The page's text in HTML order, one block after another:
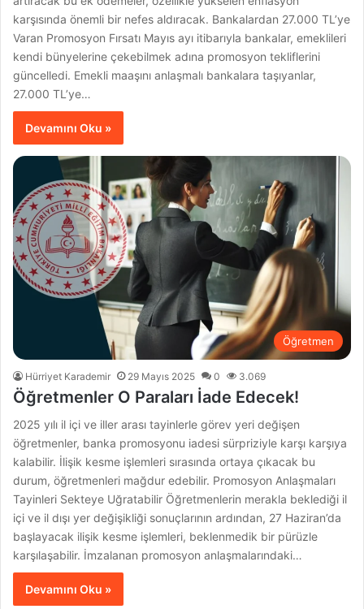
karşısında önemli bir nefes aldıracak. Bankalardan 27.000 TL’ye
Varan Promosyon Fırsatı Mayıs ayı itibarıyla bankalar, emeklileri
kendi bünyelerine çekebilmek adına promosyon tekliflerini
güncelledi. Emekli maaşını anlaşmalı bankalara taşıyanlar,
27.000 TL’ye…
Devamını Oku »
Öğretmen
Hürriyet Karademir 29 Mayıs 2025 0 3.069
Öğretmenler O Paraları İade Edecek!
2025 yılı il içi ve iller arası tayinlerle görev yeri değişen
öğretmenler, banka promosyonu iadesi sürpriziyle karşı karşıya
kalabilir. İlişik kesme işlemleri sırasında ortaya çıkacak bu
durum, öğretmenleri mağdur edebilir. Promosyon Anlaşmaları
Tayinleri Sekteye Uğratabilir Öğretmenlerin merakla beklediği il
içi ve il dışı yer değişikliği sonuçlarının ardından, 27 Haziran’da
başlayacak ilişik kesme işlemleri, beklenmedik bir pürüzle
karşılaşabilir. İmzalanan promosyon anlaşmalarındaki…
Devamını Oku »